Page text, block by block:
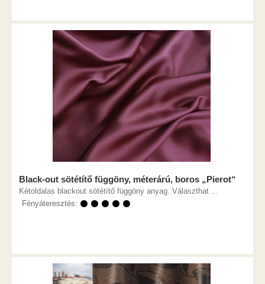
Black-out sötétítő függöny, méterárú, boros „Pierot“
Kétoldalas blackout sötétítő függöny anyag. Választhat ...
Fényáteresztés: ⚫ ⚫ ⚫ ⚫ ⚫